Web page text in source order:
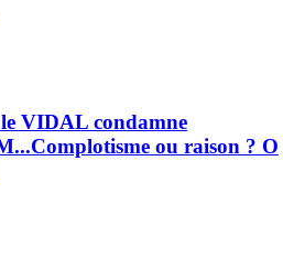
VIDAL condamne
ou raison ? O